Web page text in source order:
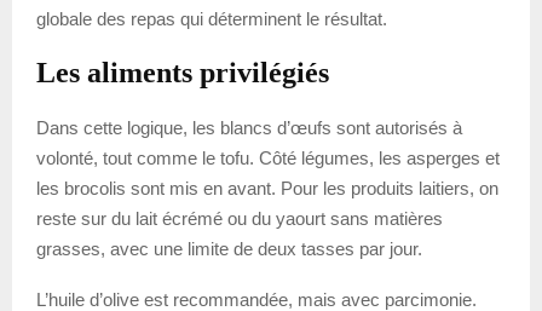
globale des repas qui déterminent le résultat.
Les aliments privilégiés
Dans cette logique, les blancs d’œufs sont autorisés à
volonté, tout comme le tofu. Côté légumes, les asperges et
les brocolis sont mis en avant. Pour les produits laitiers, on
reste sur du lait écrémé ou du yaourt sans matières
grasses, avec une limite de deux tasses par jour.
L’huile d’olive est recommandée, mais avec parcimonie.